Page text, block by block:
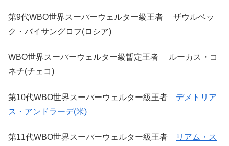
第9代WBO世界スーパーウェルター級王者 ザウルベッ
ク・バイサングロフ(ロシア)
WBO世界スーパーウェルター級暫定王者 ルーカス・コ
ネチ(チェコ)
第10代WBO世界スーパーウェルター級王者 デメトリア
ス・アンドラーデ(米)
第11代WBO世界スーパーウェルター級王者
リアム・ス